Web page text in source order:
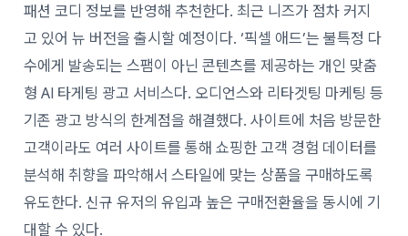
패션 코디 정보를 반영해 추천한다. 최근 니즈가 점차 커지
고 있어 뉴 버전을 출시할 예정이다. ‘픽셀 애드’는 불특정 다
수에게 발송되는 스팸이 아닌 콘텐츠를 제공하는 개인 맞춤
형 AI 타게팅 광고 서비스다. 오디언스와 리타겟팅 마케팅 등
기존 광고 방식의 한계점을 해결했다. 사이트에 처음 방문한
고객이라도 여러 사이트를 통해 쇼핑한 고객 경험 데이터를
분석해 취향을 파악해서 스타일에 맞는 상품을 구매하도록
유도한다. 신규 유저의 유입과 높은 구매전환율을 동시에 기
대할 수 있다.